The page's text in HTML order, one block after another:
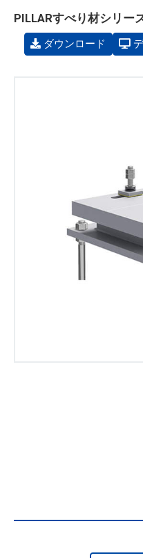
PILLARすべり材シリー
ダウンロード